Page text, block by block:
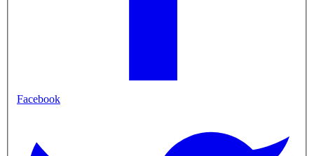
Facebook